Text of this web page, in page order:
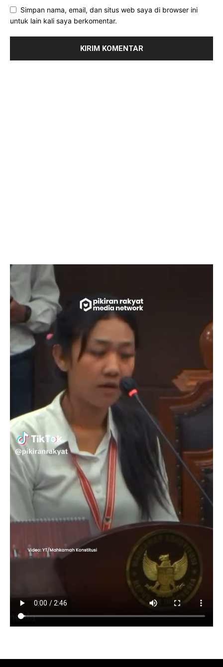
Simpan nama, email, dan situs web saya di browser ini
untuk lain kali saya berkomentar.